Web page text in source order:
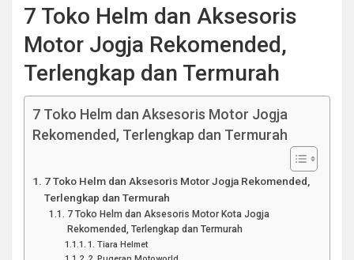
7 Toko Helm dan Aksesoris
Motor Jogja Rekomended,
Terlengkap dan Termurah
7 Toko Helm dan Aksesoris Motor Jogja
Rekomended, Terlengkap dan Termurah
7 Toko Helm dan Aksesoris Motor Jogja Rekomended,
Terlengkap dan Termurah
7 Toko Helm dan Aksesoris Motor Kota Jogja
Rekomended, Terlengkap dan Termurah
1. Tiara Helmet